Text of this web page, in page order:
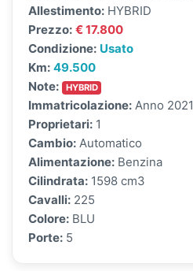
Allestimento: HYBRID
Prezzo: € 17.800
Condizione: Usato
Km: 49.500
Note:
HYBRID
Immatricolazione: Anno 2021
Proprietari: 1
Cambio: Automatico
Alimentazione: Benzina
Cilindrata: 1598 cm3
Cavalli: 225
Colore: BLU
Porte: 5